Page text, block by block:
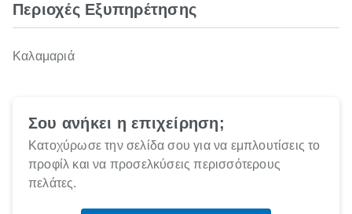
Περιοχές Εξυπηρέτησης
Καλαμαριά
Σου ανήκει η επιχείρηση;
Κατοχύρωσε την σελίδα σου για να εμπλουτίσεις το
προφίλ και να προσελκύσεις περισσότερους
πελάτες.